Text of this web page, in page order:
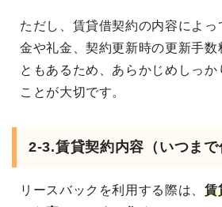
ただし、賃貸借契約の内容によっ
金や礼金、契約更新時の更新手数
ともあるため、あらかじめしっか
ことが大切です。
2-3.賃貸契約内容（いつまで
リースバックを利用する際は、 賃